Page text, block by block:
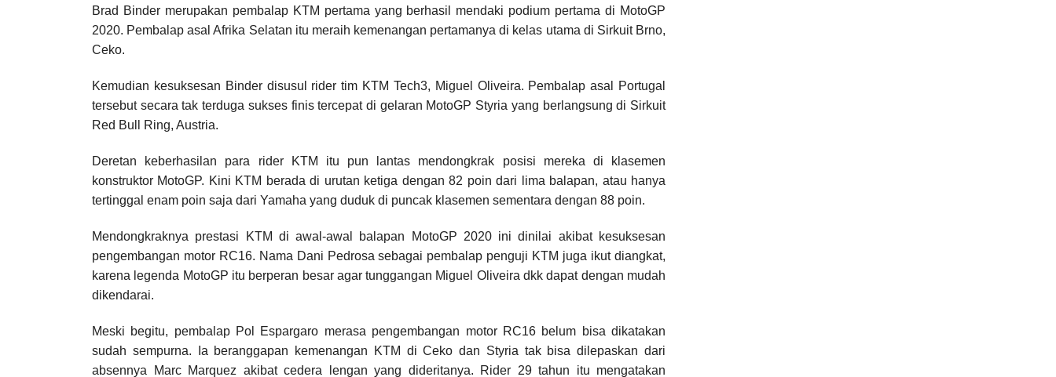
Brad Binder merupakan pembalap KTM pertama yang berhasil mendaki podium pertama di MotoGP
2020. Pembalap asal Afrika Selatan itu meraih kemenangan pertamanya di kelas utama di Sirkuit Brno,
Ceko.
Kemudian kesuksesan Binder disusul rider tim KTM Tech3, Miguel Oliveira. Pembalap asal Portugal
tersebut secara tak terduga sukses finis tercepat di gelaran MotoGP Styria yang berlangsung di Sirkuit
Red Bull Ring, Austria.
Deretan keberhasilan para rider KTM itu pun lantas mendongkrak posisi mereka di klasemen
konstruktor MotoGP. Kini KTM berada di urutan ketiga dengan 82 poin dari lima balapan, atau hanya
tertinggal enam poin saja dari Yamaha yang duduk di puncak klasemen sementara dengan 88 poin.
Mendongkraknya prestasi KTM di awal-awal balapan MotoGP 2020 ini dinilai akibat kesuksesan
pengembangan motor RC16. Nama Dani Pedrosa sebagai pembalap penguji KTM juga ikut diangkat,
karena legenda MotoGP itu berperan besar agar tunggangan Miguel Oliveira dkk dapat dengan mudah
dikendarai.
Meski begitu, pembalap Pol Espargaro merasa pengembangan motor RC16 belum bisa dikatakan
sudah sempurna. Ia beranggapan kemenangan KTM di Ceko dan Styria tak bisa dilepaskan dari
absennya Marc Marquez akibat cedera lengan yang dideritanya. Rider 29 tahun itu mengatakan